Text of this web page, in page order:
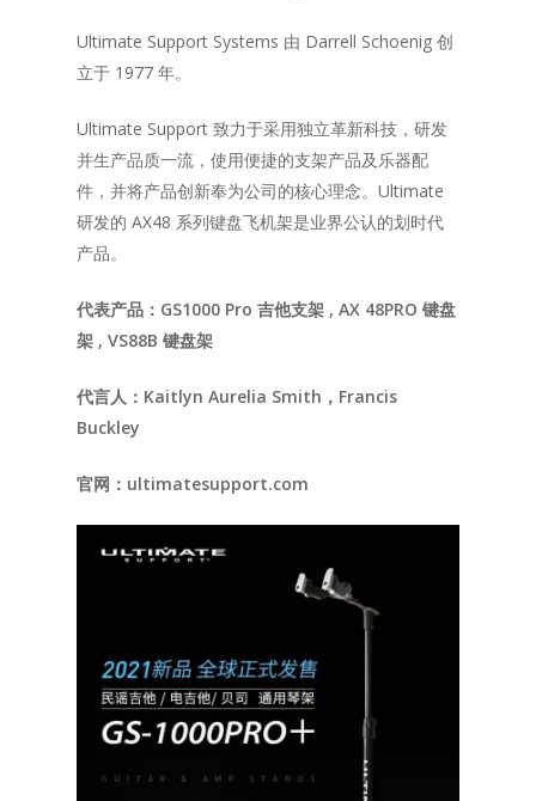
Ultimate Support Systems 由 Darrell Schoenig 创
立于 1977 年。
Ultimate Support 致力于采用独立革新科技，研发
并生产品质一流，使用便捷的支架产品及乐器配
件，并将产品创新奉为公司的核心理念。Ultimate
研发的 AX48 系列键盘飞机架是业界公认的划时代
产品。
代表产品：GS1000 Pro 吉他支架 , AX 48PRO 键盘
架 , VS88B 键盘架
代言人：Kaitlyn Aurelia Smith，Francis
Buckley
官网：ultimatesupport.com